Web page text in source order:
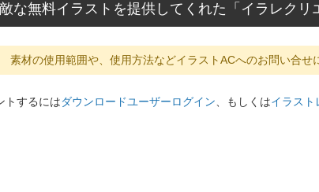
な無料イラストを提供してくれた「イラレクリ
素材の使用範囲や、使用方法などイラストACへのお問い合せ
トするにはダウンロードユーザーログイン 、もしくはイラスト